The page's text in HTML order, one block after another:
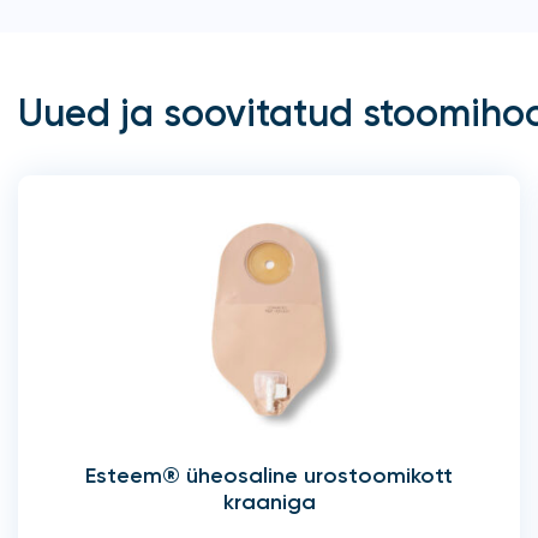
Uued ja soovitatud
Esteem® üheosaline urostoomikott
kraaniga